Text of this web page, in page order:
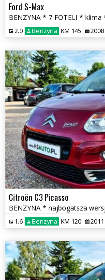
Ford S-Max
2.0 Benzyna KM 145 2008
Citroën C3 Picasso
1.6 Benzyna KM 120 2011